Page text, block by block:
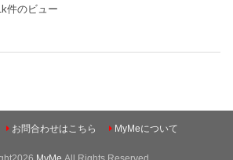
件のビュー
お問合わせはこちら MyMeについて